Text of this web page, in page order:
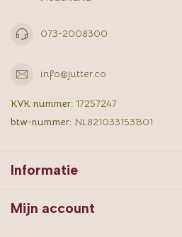
073-2008300
info@jutter.co
KVK nummer: 17257247
btw-nummer: NL821033153B01
Informatie
Mijn account